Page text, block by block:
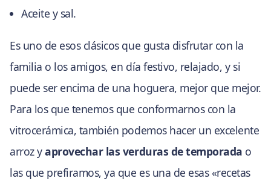
Aceite y sal.
Es uno de esos clásicos que gusta disfrutar con la
familia o los amigos, en día festivo, relajado, y si
puede ser encima de una hoguera, mejor que mejor.
Para los que tenemos que conformarnos con la
vitrocerámica, también podemos hacer un excelente
arroz yaprovechar las verduras de temporada o
las que prefiramos, ya que es una de esas «recetas